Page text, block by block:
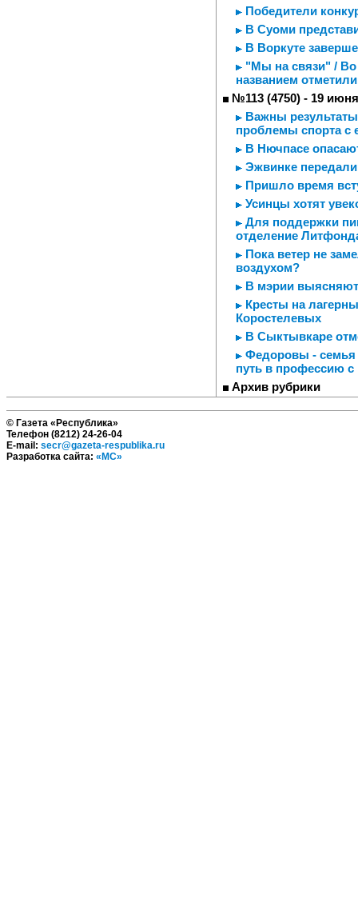
Победители
В Суоми
В Воркуте
"Мы на связи" / Во
названием
№113 (4750) - 19
Важны
проблемы спорта с
В Нючпасе
Эжвинке
Пришло время
Усинцы хотят
Для поддержки
отделение
Пока ветер не
воздухом?
В мэрии
Кресты на
Коростелевых
В Сыктывкаре
Федоровы - семья
путь в профессию
Архив рубрики
© Газета «Республика»
Телефон (8212) 24-26-04
E-mail: secr@gazeta-respublika.ru
Разработка сайта: «МС»